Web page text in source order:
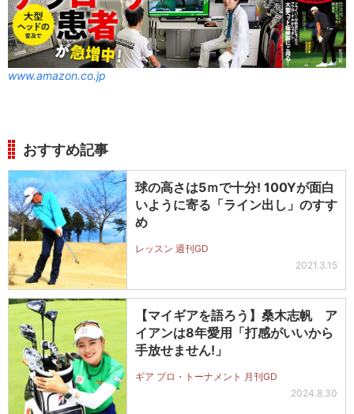
www.amazon.co.jp
おすすめ記事
球の高さは5ｍで十分! 100Yが面白
いように寄る「ライン出し」のすす
め
レッスン 週刊GD
2021.3.15
【マイギアを語ろう】桑木志帆 ア
イアンは8年愛用「打感がいいから
手放せません!」
ギア プロ・トーナメント 月刊GD
2024.8.30